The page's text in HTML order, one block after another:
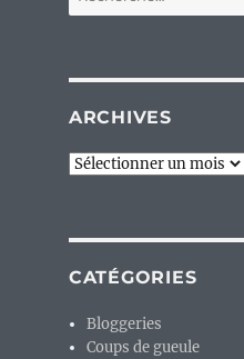
pour :
ARCHIVES
Archives
CATÉGORIES
Bloggeries
Coups de gueule